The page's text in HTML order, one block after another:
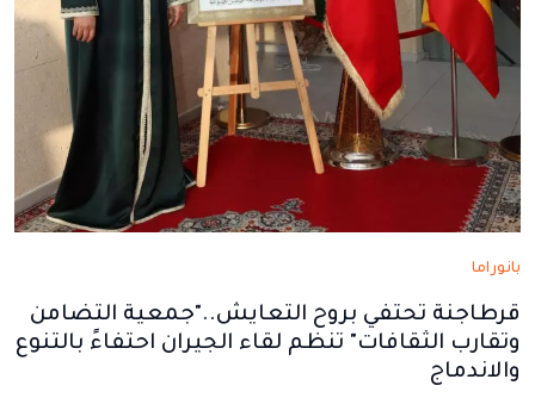
بانوراما
قرطاجنة تحتفي بروح التعايش.."جمعية التضامن
وتقارب الثقافات" تنظم لقاء الجيران احتفاءً بالتنوع
والاندماج